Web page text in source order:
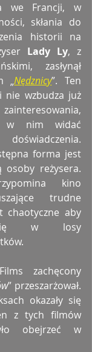
we Francji, w
skłania do
historii na
Lady Ly, z
zasłynął
„Nędznicy”. Ten
wzbudza już
w nim widać
forma jest
osoby reżysera.
kino
trudne
chaotyczne aby
się w losy
zachęcony
” przeszarżował.
okazały się
z tych filmów
obejrzeć w